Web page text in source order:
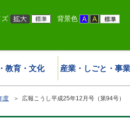
ズ 背景色
教育・文化 産業・しごと・事
度 ＞ 広報こうし平成25年12月号（第94号）